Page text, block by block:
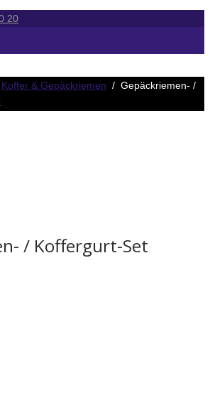
20
Koffer & Gepäckriemen / Gepäckriemen- /
/ Koffergurt-Set